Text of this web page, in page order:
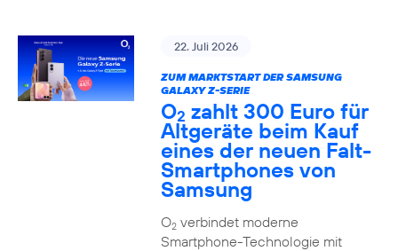
22. Juli 2026
ZUM MARKTSTART DER SAMSUNG
GALAXY Z-SERIE
O2 zahlt 300 Euro für
Altgeräte beim Kauf
eines der neuen Falt-
Smartphones von
Samsung
O2verbindet moderne
Smartphone-Technologie mit